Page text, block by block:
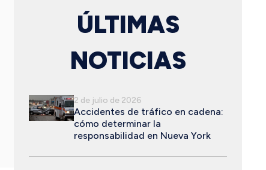
ÚLTIMAS
NOTICIAS
2 de julio de 2026
Accidentes de tráfico en cadena:
cómo determinar la
responsabilidad en Nueva York